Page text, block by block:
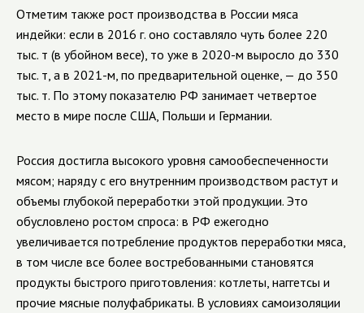
Отметим также рост производства в России мяса
индейки: если в 2016 г. оно составляло чуть более 220
тыс. т (в убойном весе), то уже в 2020-м выросло до 330
тыс. т, а в 2021-м, по предварительной оценке, — до 350
тыс. т. По этому показателю РФ занимает четвертое
место в мире после США, Польши и Германии.
Россия достигла высокого уровня самообеспеченности
мясом; наряду с его внутренним производством растут и
объемы глубокой переработки этой продукции. Это
обусловлено ростом спроса: в РФ ежегодно
увеличивается потребление продуктов переработки мяса,
в том числе все более востребованными становятся
продукты быстрого приготовления: котлеты, наггетсы и
прочие мясные полуфабрикаты. В условиях самоизоляции